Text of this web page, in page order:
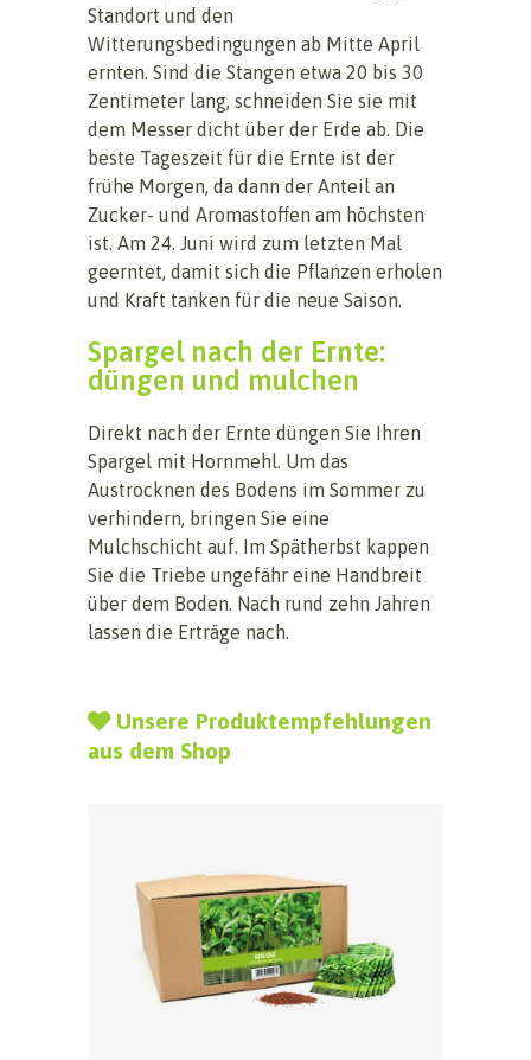
Standort und den
Witterungsbedingungen ab Mitte April
ernten. Sind die Stangen etwa 20 bis 30
Zentimeter lang, schneiden Sie sie mit
dem Messer dicht über der Erde ab. Die
beste Tageszeit für die Ernte ist der
frühe Morgen, da dann der Anteil an
Zucker- und Aromastoffen am höchsten
ist. Am 24. Juni wird zum letzten Mal
geerntet, damit sich die Pflanzen erholen
und Kraft tanken für die neue Saison.
Spargel nach der Ernte:
düngen und mulchen
Direkt nach der Ernte düngen Sie Ihren
Spargel mit Hornmehl. Um das
Austrocknen des Bodens im Sommer zu
verhindern, bringen Sie eine
Mulchschicht auf. Im Spätherbst kappen
Sie die Triebe ungefähr eine Handbreit
über dem Boden. Nach rund zehn Jahren
lassen die Erträge nach.
Unsere Produktempfehlungen
aus dem Shop